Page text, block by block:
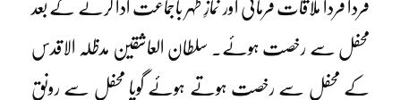
فرداً فرداً ملاقات فرمائی اور نمازِ ظہر باجماعت ادا کرنے کے بعد
محفل سے رخصت ہوئے۔ سلطان العاشقین مدظلہ الاقدس
کے محفل سے رخصت ہوتے ہوئے گویا محفل سے رونق